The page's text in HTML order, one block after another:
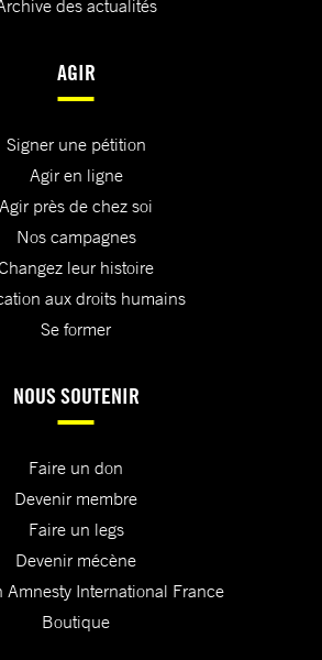
des actualités
AGIR
Signer une pétition
Agir en ligne
Agir près de chez soi
Nos campagnes
leur histoire
aux droits humains
Se former
NOUS SOUTENIR
Faire un don
Devenir membre
Faire un legs
Devenir mécène
Amnesty International France
Boutique